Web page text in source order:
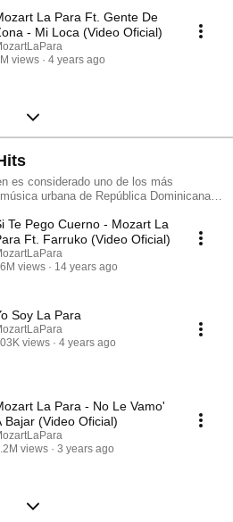
La Para Ft. Gente De
- Mi Loca (Video Oficial)
views
4 years ago
es considerado uno de los más
urbana de República Dominicana,
se siente identificado y que quiso
un toque único a esta canción.
Te Pego Cuerno - Mozart La
Ft. Farruko (Video Oficial)
views
14 years ago
Soy La Para
views
4 years ago
La Para - No Le Vamo'
Bajar (Video Oficial)
views
3 years ago